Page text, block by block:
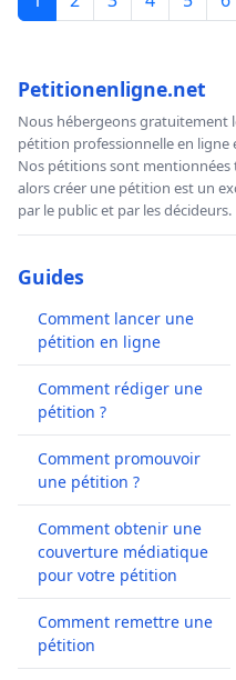
Petitionenligne.net
Nous hébergeons gratuitement
pétition professionnelle en ligne
Nos pétitions sont mentionnées
alors créer une pétition est un
par le public et par les décideurs.
Guides
Comment lancer une
pétition en ligne
Comment rédiger une
pétition ?
Comment promouvoir
une pétition ?
Comment obtenir une
couverture médiatique
pour votre pétition
Comment remettre une
pétition